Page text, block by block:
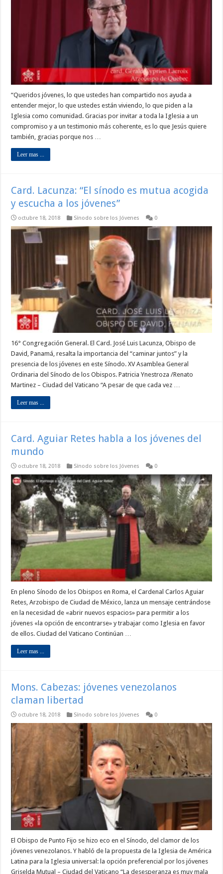
“Queridos jóvenes, lo que ustedes han compartido nos ayuda a
entender mejor, lo que ustedes están viviendo, lo que piden a la
Iglesia como comunidad. Gracias por invitar a toda la Iglesia a un
compromiso y a un testimonio más coherente, es lo que Jesús quiere
también, gracias porque nos …
Leer mas ...
Card. Lacunza: “El sínodo es mutua acogida
y escucha a los jóvenes”
octubre 18, 2018 Sínodo sobre los Jóvenes 0
16° Congregación General. El Card. José Luis Lacunza, Obispo de
David, Panamá, resalta la importancia del “caminar juntos” y la
presencia de los jóvenes en este Sínodo. XV Asamblea General
Ordinaria del Sínodo de los Obispos. Patricia Ynestroza /Renato
Martinez – Ciudad del Vaticano “A pesar de que cada vez …
Leer mas ...
Card. Aguiar Retes habla a los jóvenes del
mundo
octubre 18, 2018 Sínodo sobre los Jóvenes 0
En pleno Sínodo de los Obispos en Roma, el Cardenal Carlos Aguiar
Retes, Arzobispo de Ciudad de México, lanza un mensaje centrándose
en la necesidad de «abrir nuevos espacios» para permitir a los
jóvenes «la opción de encontrarse» y trabajar como Iglesia en favor
de ellos. Ciudad del Vaticano Continúan …
Leer mas ...
Mons. Cabezas: jóvenes venezolanos
claman libertad
octubre 18, 2018 Sínodo sobre los Jóvenes 0
El Obispo de Punto Fijo se hizo eco en el Sínodo, del clamor de los
jóvenes venezolanos. Y habló de la propuesta de la Iglesia de América
Latina para la Iglesia universal: la opción preferencial por los jóvenes
Griselda Mutual – Ciudad del Vaticano “La desesperanza es muy mala